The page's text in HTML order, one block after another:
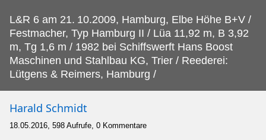
L&R 6 am 21. 10.2009, Hamburg, Elbe Höhe B+V /
Festmacher, Typ Hamburg II / Lüa 11,92 m, B 3,92
m, Tg 1,6 m / 1982 bei Schiffswerft Hans Boost
Maschinen und Stahlbau KG, Trier / Reederei:
Lütgens & Reimers, Hamburg /
Harald Schmidt
18.05.2016, 598 Aufrufe, 0 Kommentare